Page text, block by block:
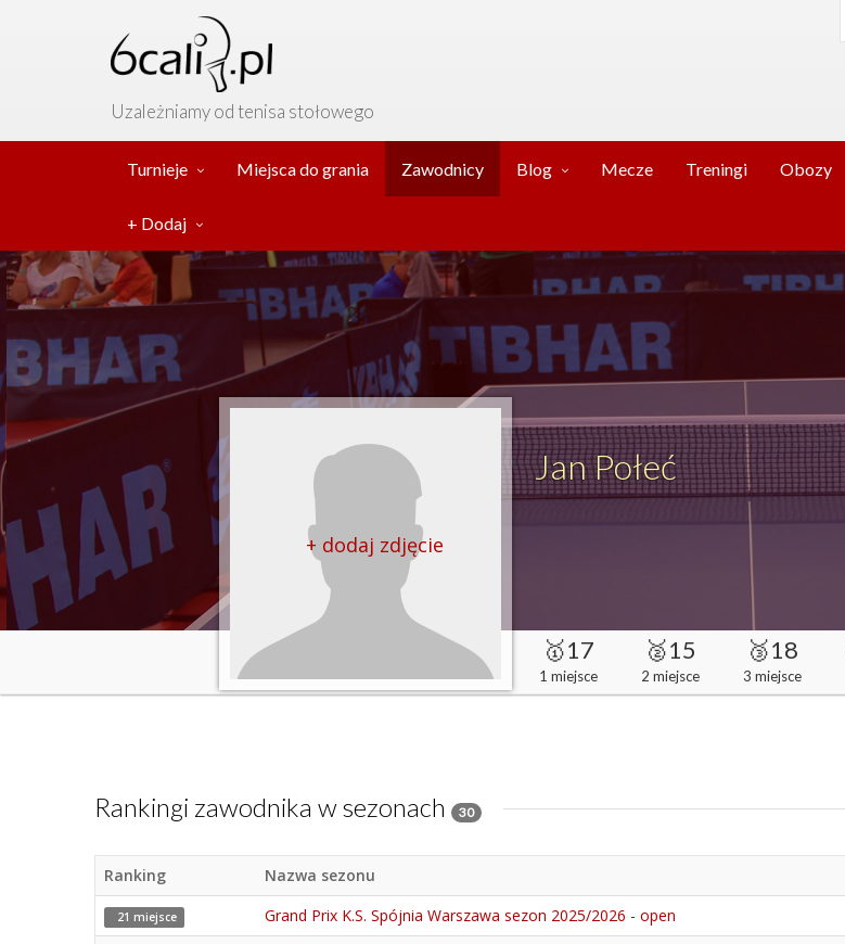
Uzależniamy od tenisa stołowego
Turnieje Miejsca do grania Zawodnicy Blog Mecze Treningi Obozy
+ Dodaj
Jan Połeć
+ dodaj zdjęcie
🥇17
1 miejsce
🥈15
2 miejsce
🥉18
3 miejsce
Rankingi zawodnika w sezonach 30
Ranking Nazwa sezonu
21 miejsce Grand Prix K.S. Spójnia Warszawa sezon 2025/2026 - open